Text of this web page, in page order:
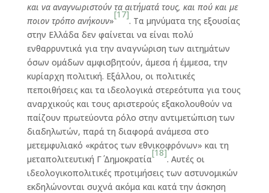
και να αναγνωριστούν τα αιτήματά τους, και πού και με
ποιον τρόπο ανήκουν»
[17]
. Τα μηνύματα της εξουσίας
στην Ελλάδα δεν φαίνεται να είναι πολύ
ενθαρρυντικά για την αναγνώριση των αιτημάτων
όσων ομάδων αμφισβητούν, άμεσα ή έμμεσα, την
κυρίαρχη πολιτική. Εξάλλου, οι πολιτικές
πεποιθήσεις και τα ιδεολογικά στερεότυπα για τους
αναρχικούς και τους αριστερούς εξακολουθούν να
παίζουν πρωτεύοντα ρόλο στην αντιμετώπιση των
διαδηλωτών, παρά τη διαφορά ανάμεσα στο
μετεμφυλιακό «κράτος των εθνικοφρόνων» και τη
μεταπολιτευτική Γ΄ Δημοκρατία
[18]
. Αυτές οι
ιδεολογικοπολιτικές προτιμήσεις των αστυνομικών
εκδηλώνονται συχνά ακόμα και κατά την άσκηση